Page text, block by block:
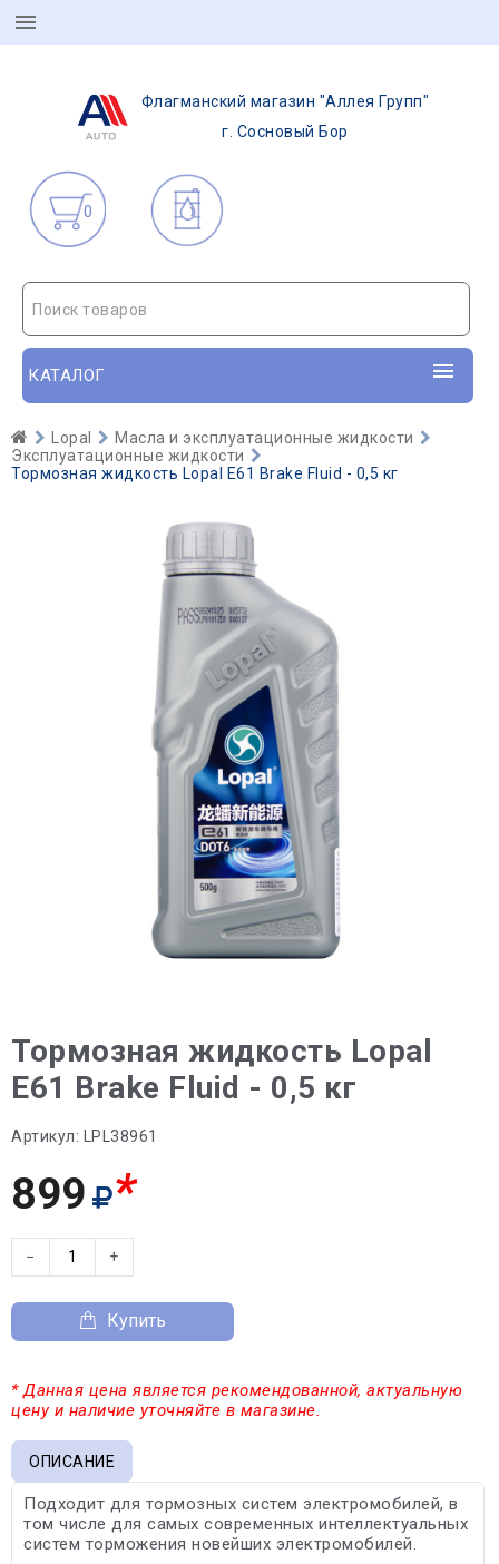
Флагманский магазин "Аллея Групп"
г. Сосновый Бор
0
Поиск товаров
КАТАЛОГ
Lopal
Масла и эксплуатационные жидкости
Эксплуатационные жидкости
Тормозная жидкость Lopal E61 Brake Fluid - 0,5 кг
Тормозная жидкость Lopal
E61 Brake Fluid - 0,5 кг
Артикул: LPL38961
899 *
− +
Купить
* Данная цена является рекомендованной, актуальную
цену и наличие уточняйте в магазине.
ОПИСАНИЕ
Подходит для тормозных систем электромобилей, в
том числе для самых современных интеллектуальных
систем торможения новейших электромобилей.